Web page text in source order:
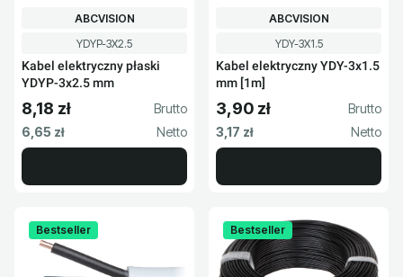
Kod produktu
YDYP-3X2.5
Kabel elektryczny płaski
YDYP-3x2.5 mm
PRODUCENT
ABCVISION
Cena brutto
8,18 zł
Cena netto
6,65 zł
Kod produktu
YDY-3X1.5
Kabel elektryczny YDY-3x1.5
mm [1m]
PRODUCENT
ABCVISION
Cena brutto
3,90 zł
Cena netto
3,17 zł
Bestseller Bestseller